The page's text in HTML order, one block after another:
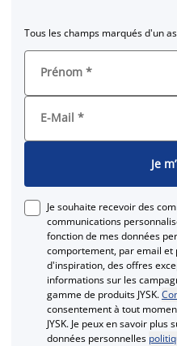
Tous les champs marqués d'un
Prénom *
E-Mail *
Je
Je souhaite recevoir des
communications
fonction de mes données
comportement, par email et
d'inspiration, des offres
informations sur les
gamme de produits JYSK.
consentement à tout
JYSK. Je peux en savoir
données personnelles